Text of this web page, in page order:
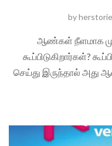
by
ஆண்கள் நீளமாக
கூப்பிடுகிறார்கள்?
செய்து இருந்தால் அது